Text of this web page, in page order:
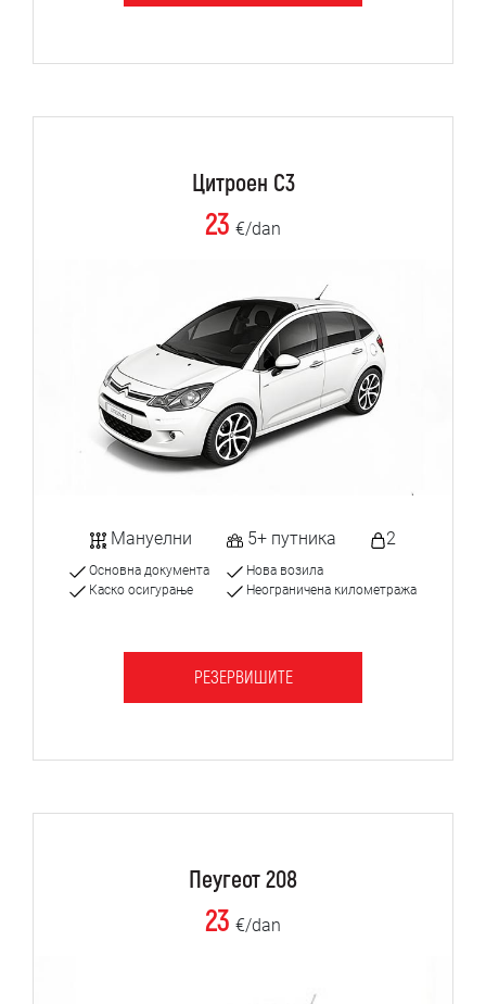
Цитроен C3
23 €/dan
Мануелни 5+ путника 2
Основна документа
Каско осигурање
Нова возила
Неограничена километража
РЕЗЕРВИШИТЕ
Пеугеот 208
23 €/dan